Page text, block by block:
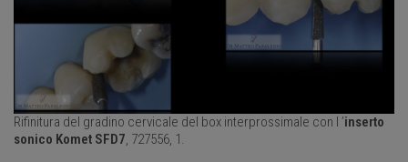
Rifinitura del gradino cervicale del box interprossimale con l ’inserto
sonico Komet SFD7, 727556, 1.